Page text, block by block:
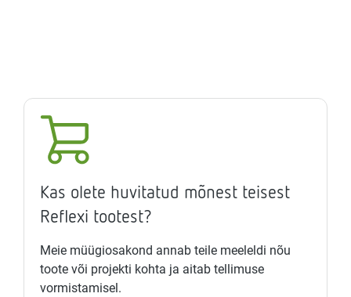
Kas olete huvitatud mõnest teisest
Reflexi tootest?
Meie müügiosakond annab teile meeleldi nõu
toote või projekti kohta ja aitab tellimuse
vormistamisel.